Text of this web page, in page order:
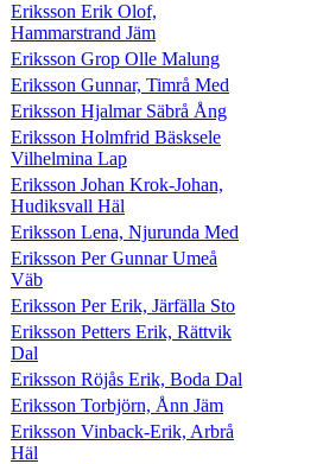
Eriksson Erik Olof,
Hammarstrand Jäm
Eriksson Grop Olle Malung
Eriksson Gunnar, Timrå Med
Eriksson Hjalmar Säbrå Ång
Eriksson Holmfrid Bäsksele
Vilhelmina Lap
Eriksson Johan Krok-Johan,
Hudiksvall Häl
Eriksson Lena, Njurunda Med
Eriksson Per Gunnar Umeå
Väb
Eriksson Per Erik, Järfälla Sto
Eriksson Petters Erik, Rättvik
Dal
Eriksson Röjås Erik, Boda Dal
Eriksson Torbjörn, Ånn Jäm
Eriksson Vinback-Erik, Arbrå
Häl